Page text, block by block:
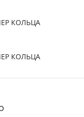
КОЛЬЦА
КОЛЬЦА